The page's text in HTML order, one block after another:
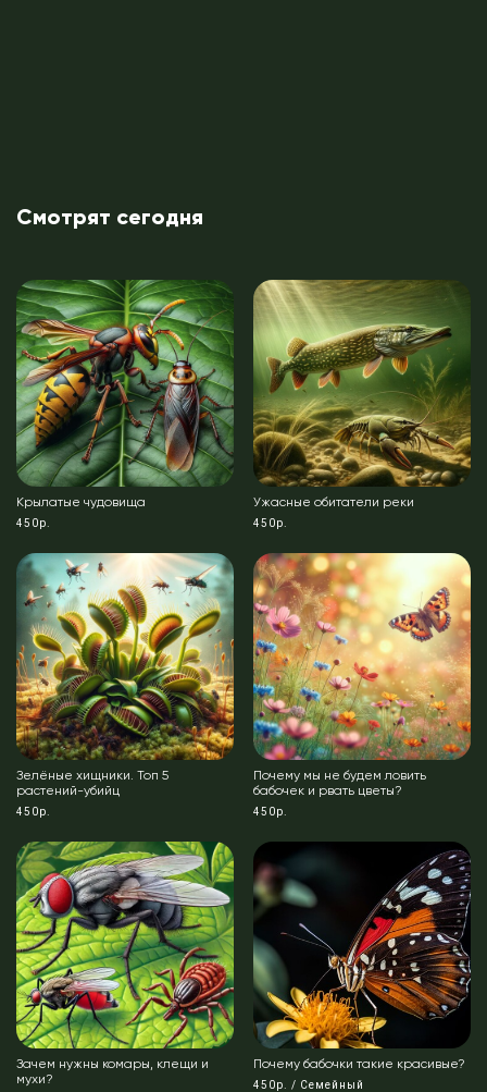
Смотрят сегодня
450р.
Крылатые чудовища
450р.
Ужасные обитатели реки
450р.
Зелёные хищники. Топ 5
растений-убийц
450р.
Почему мы не будем ловить
бабочек и рвать цветы?
Зачем нужны комары, клещи и
мухи?
450р. / Семейный
Почему бабочки такие красивые?